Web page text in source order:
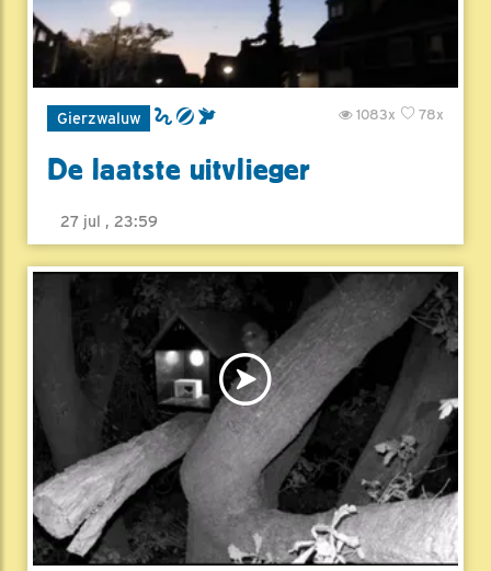
Gierzwaluw 78x
1083x
De laatste uitvlieger
27 jul , 23:59